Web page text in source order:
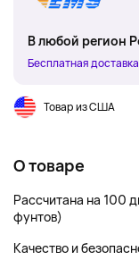
В любой регион
Бесплатная
Товар из США
О товаре
Рассчитана на 100
фунтов)
Качество и